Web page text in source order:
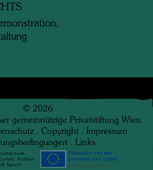
© 2026
gemeinnützige Privatstiftung Wien
. Copyright . Impressum .
. Links